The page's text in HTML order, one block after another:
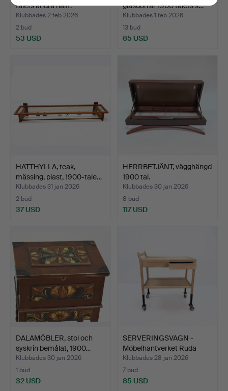
talets andra hälft.
Klubbades 2 feb 2026
2 bud
53 USD
glasdörrar 1900 talets s…
Klubbades 1 feb 2026
13 bud
85 USD
HATTHYLLA, teak,
mässing, plast, 1900-tale…
Klubbades 31 jan 2026
2 bud
37 USD
HERRBETJÄNT, vägghängd
1900 tal.
Klubbades 30 jan 2026
8 bud
117 USD
DALAMÖBLER, stol och
syskrin bemålat, 1900…
Klubbades 30 jan 2026
1 bud
32 USD
SERVERINGSVAGN -
Möbelhantverket Ruda
1950…
Klubbades 28 jan 2026
7 bud
85 USD